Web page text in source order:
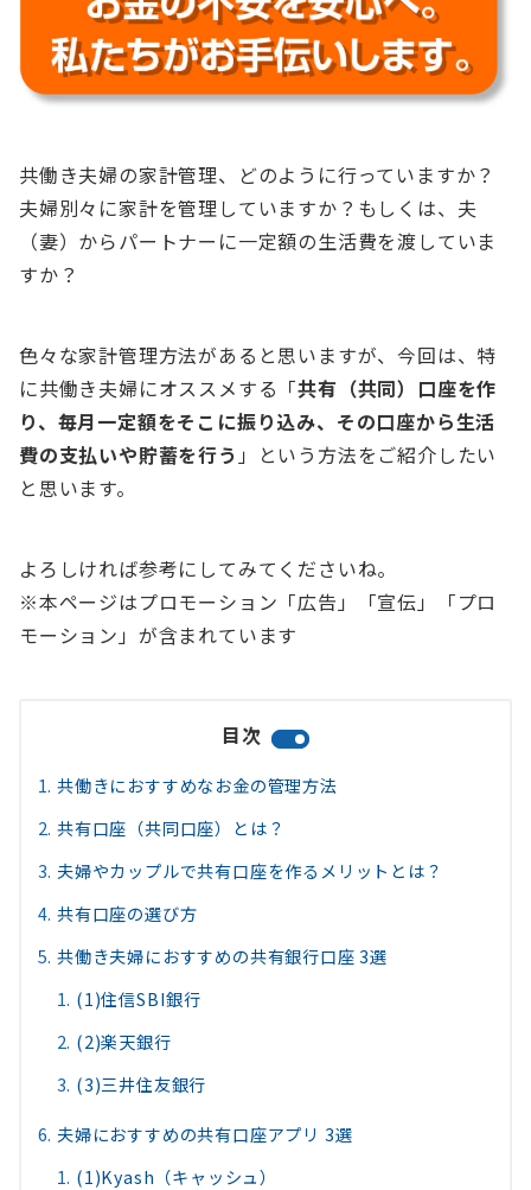
共働き夫婦の家計管理、どのように行っていますか？
夫婦別々に家計を管理していますか？もしくは、夫
（妻）からパートナーに一定額の生活費を渡していま
すか？
色々な家計管理方法があると思いますが、今回は、特
に共働き夫婦にオススメする「共有（共同）口座を作
り、毎月一定額をそこに振り込み、その口座から生活
費の支払いや貯蓄を行う 」という方法をご紹介したい
と思います。
よろしければ参考にしてみてくださいね。
※本ページはプロモーション「広告」「宣伝」「プロ
モーション」が含まれています
目次
共働きにおすすめなお金の管理方法
共有口座（共同口座）とは？
夫婦やカップルで共有口座を作るメリットとは？
共有口座の選び方
共働き夫婦におすすめの共有銀行口座 3選
(1)住信SBI銀行
(2)楽天銀行
(3)三井住友銀行
夫婦におすすめの共有口座アプリ 3選
(1)Kyash（キャッシュ）